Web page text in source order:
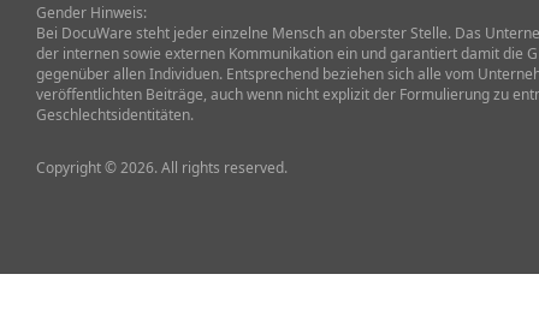
Gender Hinweis:
Bei DocuWare steht jeder einzelne Mensch an oberster Stelle. Das
der internen sowie externen Kommunikation ein und garantiert damit die
gegenüber allen Individuen. Entsprechend beziehen sich alle vom
veröffentlichten Beiträge, auch wenn nicht explizit der Formulierung zu
Geschlechtsidentitäten.
Copyright © 2026. All rights reserved.